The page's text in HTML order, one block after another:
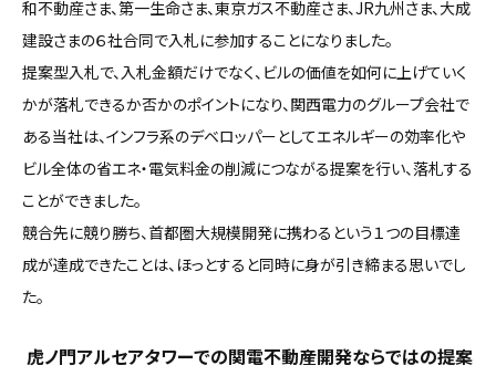
和不動産さま、第一生命さま、東京ガス不動産さま、JR九州さま、大成
建設さまの６社合同で入札に参加することになりました。
提案型入札で、入札金額だけでなく、ビルの価値を如何に上げていく
かが落札できるか否かのポイントになり、関西電力のグループ会社で
ある当社は、インフラ系のデベロッパーとしてエネルギーの効率化や
ビル全体の省エネ・電気料金の削減につながる提案を行い、落札する
ことができました。
競合先に競り勝ち、首都圏大規模開発に携わるという１つの目標達
成が達成できたことは、ほっとすると同時に身が引き締まる思いでし
た。
―― 虎ノ門アルセアタワーでの関電不動産開発ならではの提案